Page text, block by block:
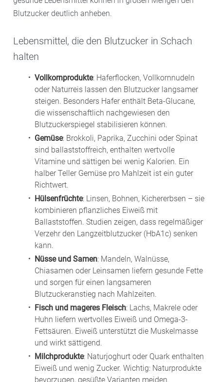
Blutzucker deutlich anheben.
Lebensmittel, die den Blutzucker in Schach
halten
Vollkornprodukte: Haferflocken, Vollkornnudeln
oder Naturreis lassen den Blutzucker langsamer
steigen. Besonders Hafer enthält Beta-Glucane,
die wissenschaftlich nachgewiesen den
Blutzuckerspiegel stabilisieren können.
Gemüse: Brokkoli, Paprika, Zucchini oder Spinat
sind ballaststoffreich, enthalten wertvolle
Vitamine und sättigen bei wenig Kalorien. Ein
halber Teller Gemüse pro Mahlzeit ist ein guter
Richtwert.
Hülsenfrüchte: Linsen, Bohnen, Kichererbsen – sie
kombinieren pflanzliches Eiweiß mit
Ballaststoffen. Studien zeigen, dass regelmäßiger
Verzehr den Langzeitblutzucker (HbA1c) senken
kann.
Nüsse und Samen: Mandeln, Walnüsse,
Chiasamen oder Leinsamen liefern gesunde Fette
und sorgen für einen langsameren
Blutzuckeranstieg nach Mahlzeiten.
Fisch und mageres Fleisch: Lachs, Makrele oder
Huhn liefern wertvolles Eiweiß und Omega-3-
Fettsäuren. Eiweiß unterstützt die Muskelmasse
und wirkt sättigend.
Milchprodukte: Naturjoghurt oder Quark enthalten
Eiweiß und wenig Zucker. Wichtig: Naturprodukte
bevorzugen, gesüßte Varianten meiden.